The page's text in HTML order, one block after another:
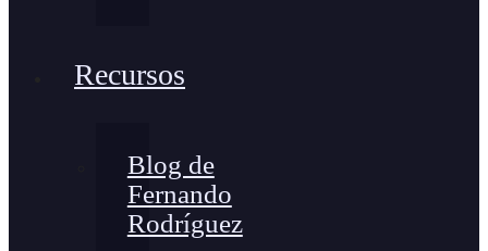
Recursos
Blog de
Fernando
Rodríguez